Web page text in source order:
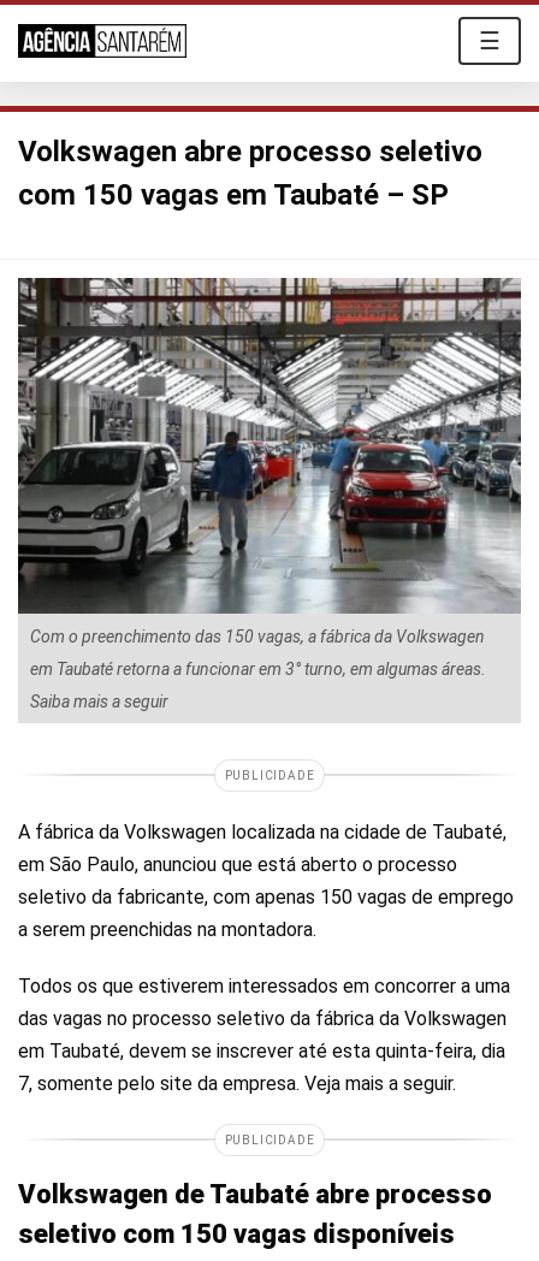
☰
Volkswagen abre processo seletivo
com 150 vagas em Taubaté – SP
Com o preenchimento das 150 vagas, a fábrica da Volkswagen
em Taubaté retorna a funcionar em 3° turno, em algumas áreas.
Saiba mais a seguir
PUBLICIDADE
A fábrica da Volkswagen localizada na cidade de Taubaté,
em São Paulo, anunciou que está aberto o processo
seletivo da fabricante, com apenas 150 vagas de emprego
a serem preenchidas na montadora.
Todos os que estiverem interessados em concorrer a uma
das vagas no processo seletivo da fábrica da Volkswagen
em Taubaté, devem se inscrever até esta quinta-feira, dia
7, somente pelo site da empresa. Veja mais a seguir.
PUBLICIDADE
Volkswagen de Taubaté abre processo
seletivo com 150 vagas disponíveis